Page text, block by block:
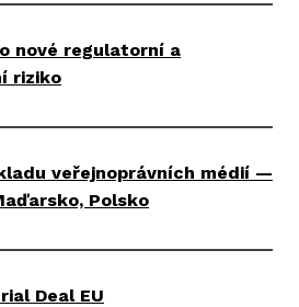
nové regulatorní a
riziko
veřejnoprávních médií —
Polsko
Deal EU